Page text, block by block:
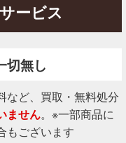
ービス
切無し
など、買取・無料処分
ません。※一部商品に
もございます